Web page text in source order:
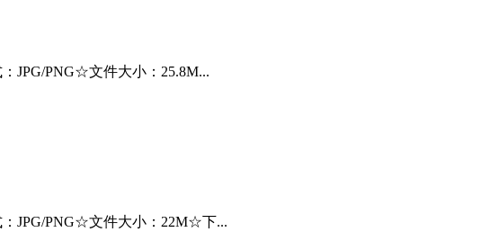
JPG/PNG☆文件大小：25.8M...
JPG/PNG☆文件大小：22M☆下...